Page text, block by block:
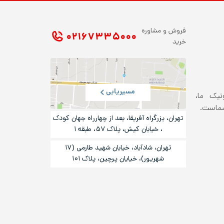
ما،
فروش و مشاوره
خرید
۰۲۱ ۶۷۳۳۵۰۰۰
مسیریابی
تهران، بزرگراه آفریقا، بعد از چهارراه جهان کودک
، خیابان کیش، پلاک ۵۷، طبقه ۱
تهران، شادآباد، خیابان شهید طارمی (۱۷
شهریور)، خیایان پرچین، پلاک ۱۰۱